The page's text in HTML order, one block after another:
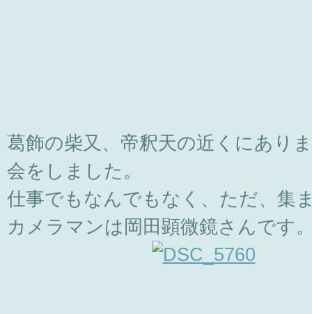
葛飾の柴又、帝釈天の近くにあり
会をしました。
仕事でもなんでもなく、ただ、集
カメラマンは岡田顕微鏡さんです